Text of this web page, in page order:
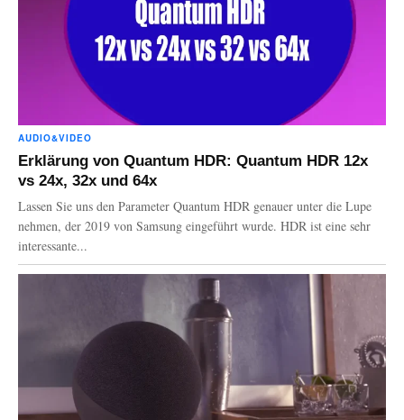
AUDIO&VIDEO
Erklärung von Quantum HDR: Quantum HDR 12x
vs 24x, 32x und 64x
Lassen Sie uns den Parameter Quantum HDR genauer unter die Lupe
nehmen, der 2019 von Samsung eingeführt wurde. HDR ist eine sehr
interessante...